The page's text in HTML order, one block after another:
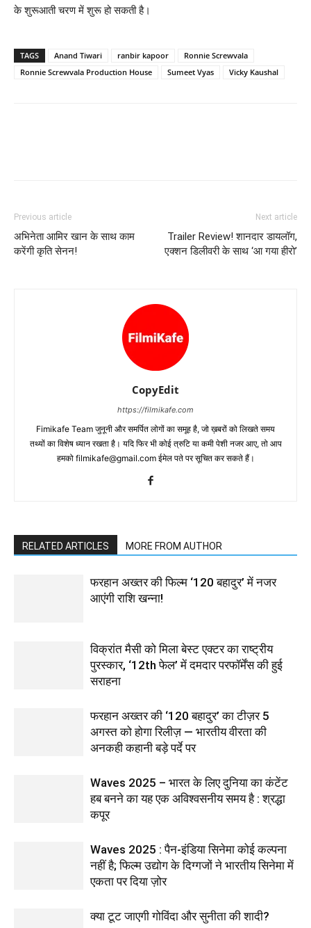
के शुरूआती चरण में शुरू हो सकती है।
TAGS Anand Tiwari ranbir kapoor
Ronnie Screwvala
Ronnie Screwvala Production House
Sumeet Vyas Vicky Kaushal
Previous article
अभिनेता आमिर खान के साथ काम
करेंगी कृति सेनन!
Next article
Trailer Review! शानदार डायलॉग,
एक्‍शन डिलीवरी के साथ ‘आ गया हीरो’
CopyEdit
https://filmikafe.com
Fimikafe Team जुनूनी और समर्पित लोगों का समूह है, जो ख़बरों को लिखते समय
तथ्‍यों का विशेष ध्‍यान रखता है। यदि फिर भी कोई त्रुटि या कमी पेशी नजर आए, तो आप
हमको filmikafe@gmail.com ईमेल पते पर सूचित कर सकते हैं।
RELATED ARTICLES MORE FROM AUTHOR
फरहान अख्तर की फिल्म ‘120 बहादुर’ में नजर
आएंगी राशि खन्ना!
विक्रांत मैसी को मिला बेस्ट एक्टर का राष्ट्रीय
पुरस्कार, ‘12th फेल’ में दमदार परफॉर्मेंस की हुई
सराहना
फरहान अख्तर की ‘120 बहादुर’ का टीज़र 5
अगस्त को होगा रिलीज़ — भारतीय वीरता की
अनकही कहानी बड़े पर्दे पर
Waves 2025 – भारत के लिए दुनिया का कंटेंट
हब बनने का यह एक अविश्वसनीय समय है : श्रद्धा
कपूर
Waves 2025 : पैन-इंडिया सिनेमा कोई कल्पना
नहीं है; फिल्म उद्योग के दिग्गजों ने भारतीय सिनेमा में
एकता पर दिया ज़ोर
क्या टूट जाएगी गोविंदा और सुनीता की शादी?